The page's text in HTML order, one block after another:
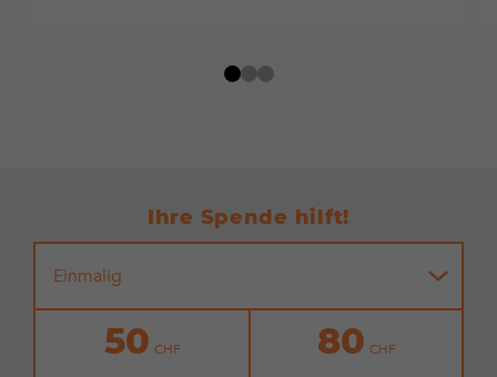
Ihre Spende hilft!
Einmalig
50
80